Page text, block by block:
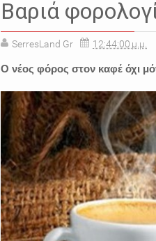
Βαριά
SerresLand Gr 12:44:00 μ.μ.
Ο νέος φόρος στον καφέ όχι